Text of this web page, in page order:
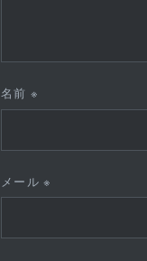
名前 ※
メール※